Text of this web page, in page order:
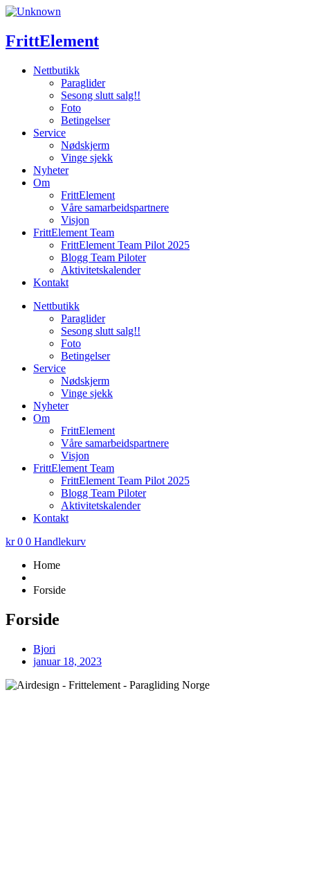
Skip
content
FrittElement
Nettbutikk
Paraglider
Sesong slutt salg!!
Foto
Betingelser
Service
Nødskjerm
Vinge sjekk
Nyheter
Om
FrittElement
Våre samarbeidspartnere
Visjon
FrittElement Team
FrittElement Team Pilot 2025
Blogg Team Piloter
Aktivitetskalender
Kontakt
Nettbutikk
Paraglider
Sesong slutt salg!!
Foto
Betingelser
Service
Nødskjerm
Vinge sjekk
Nyheter
Om
FrittElement
Våre samarbeidspartnere
Visjon
FrittElement Team
FrittElement Team Pilot 2025
Blogg Team Piloter
Aktivitetskalender
Kontakt
kr0 0 Handlekurv
Home
Forside
Forside
Bjori
januar 18, 2023